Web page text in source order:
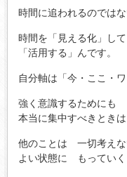
時間に追われるのではな
時間を「見える化」して
「活用する」んです。
自分軸は「今・ここ・ワ
強く意識するためにも
本当に集中すべきときは
他のことは 一切考え
よい状態に もっていく